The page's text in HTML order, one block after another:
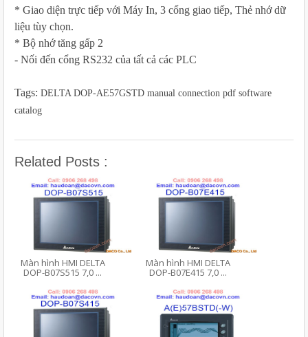
* Giao diện trực tiếp với Máy In, 3 cổng giao tiếp, Thẻ nhớ dữ
liệu tùy chọn.
* Bộ nhớ tăng gấp 2
- Nối đến cổng RS232 của tất cả các PLC
Tags: DELTA DOP-AE57GSTD manual connection pdf software
catalog
Related Posts :
Màn hình HMI DELTA
DOP-B07S515 7,0 ...
Màn hình HMI DELTA
DOP-B07E415 7,0 ...